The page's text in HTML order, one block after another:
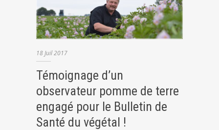
18Juil2017
Témoignage d’un
observateur pomme de terre
engagé pour le Bulletin de
Santé du végétal !